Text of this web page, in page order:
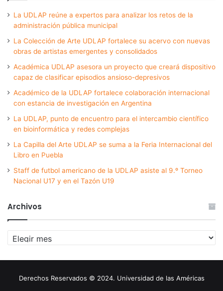
La UDLAP reúne a expertos para analizar los retos de la
administración pública municipal
La Colección de Arte UDLAP fortalece su acervo con nuevas
obras de artistas emergentes y consolidados
Académica UDLAP asesora un proyecto que creará dispositivo
capaz de clasificar episodios ansioso-depresivos
Académico de la UDLAP fortalece colaboración internacional
con estancia de investigación en Argentina
La UDLAP, punto de encuentro para el intercambio científico
en bioinformática y redes complejas
La Capilla del Arte UDLAP se suma a la Feria Internacional del
Libro en Puebla
Staff de futbol americano de la UDLAP asiste al 9.º Torneo
Nacional U17 y en el Tazón U19
Archivos
Archivos
Derechos Reservados © 2024. Universidad de las Américas